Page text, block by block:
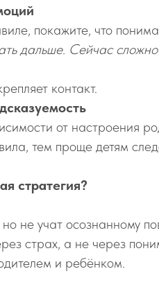
покажите, что
дальше. Сейчас
контакт.
от настроения
тем проще детям
стратегия?
не учат осознанному
страх, а не через
и ребёнком.